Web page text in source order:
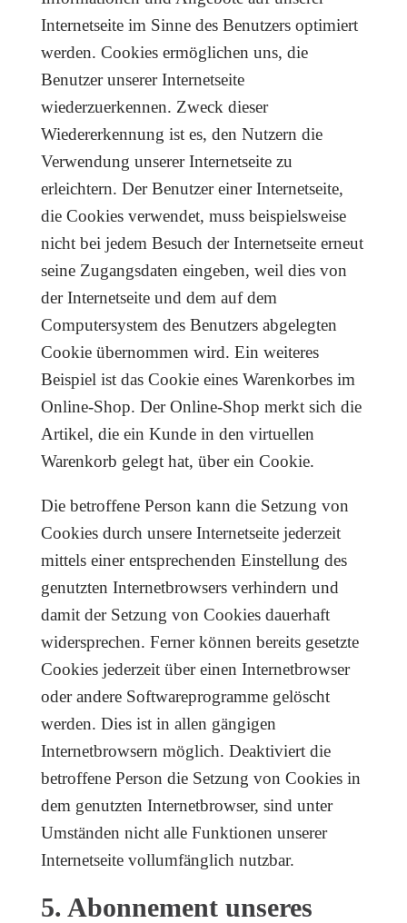
Internetseite im Sinne des Benutzers optimiert
werden. Cookies ermöglichen uns, die
Benutzer unserer Internetseite
wiederzuerkennen. Zweck dieser
Wiedererkennung ist es, den Nutzern die
Verwendung unserer Internetseite zu
erleichtern. Der Benutzer einer Internetseite,
die Cookies verwendet, muss beispielsweise
nicht bei jedem Besuch der Internetseite erneut
seine Zugangsdaten eingeben, weil dies von
der Internetseite und dem auf dem
Computersystem des Benutzers abgelegten
Cookie übernommen wird. Ein weiteres
Beispiel ist das Cookie eines Warenkorbes im
Online-Shop. Der Online-Shop merkt sich die
Artikel, die ein Kunde in den virtuellen
Warenkorb gelegt hat, über ein Cookie.
Die betroffene Person kann die Setzung von
Cookies durch unsere Internetseite jederzeit
mittels einer entsprechenden Einstellung des
genutzten Internetbrowsers verhindern und
damit der Setzung von Cookies dauerhaft
widersprechen. Ferner können bereits gesetzte
Cookies jederzeit über einen Internetbrowser
oder andere Softwareprogramme gelöscht
werden. Dies ist in allen gängigen
Internetbrowsern möglich. Deaktiviert die
betroffene Person die Setzung von Cookies in
dem genutzten Internetbrowser, sind unter
Umständen nicht alle Funktionen unserer
Internetseite vollumfänglich nutzbar.
5. Abonnement unseres